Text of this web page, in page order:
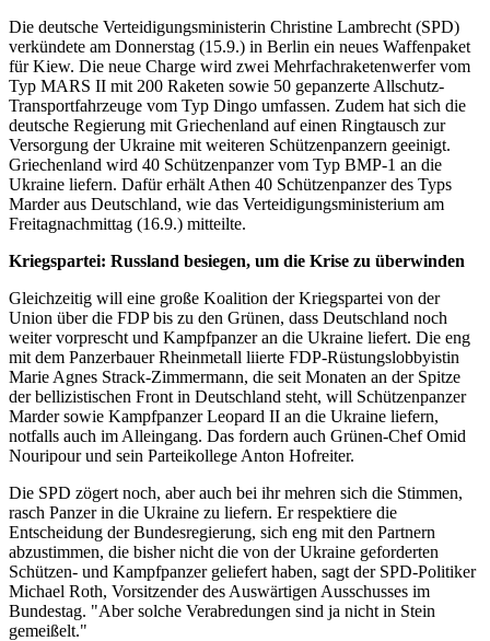
Die deutsche Verteidigungsministerin Christine Lambrecht (SPD)
verkündete am Donnerstag (15.9.) in Berlin ein neues Waffenpaket
für Kiew. Die neue Charge wird zwei Mehrfachraketenwerfer vom
Typ MARS II mit 200 Raketen sowie 50 gepanzerte Allschutz-
Transportfahrzeuge vom Typ Dingo umfassen. Zudem hat sich die
deutsche Regierung mit Griechenland auf einen Ringtausch zur
Versorgung der Ukraine mit weiteren Schützenpanzern geeinigt.
Griechenland wird 40 Schützenpanzer vom Typ BMP-1 an die
Ukraine liefern. Dafür erhält Athen 40 Schützenpanzer des Typs
Marder aus Deutschland, wie das Verteidigungsministerium am
Freitagnachmittag (16.9.) mitteilte.
Kriegspartei: Russland besiegen, um die Krise zu überwinden
Gleichzeitig will eine große Koalition der Kriegspartei von der
Union über die FDP bis zu den Grünen, dass Deutschland noch
weiter vorprescht und Kampfpanzer an die Ukraine liefert. Die eng
mit dem Panzerbauer Rheinmetall liierte FDP-Rüstungslobbyistin
Marie Agnes Strack-Zimmermann, die seit Monaten an der Spitze
der bellizistischen Front in Deutschland steht, will Schützenpanzer
Marder sowie Kampfpanzer Leopard II an die Ukraine liefern,
notfalls auch im Alleingang. Das fordern auch Grünen-Chef Omid
Nouripour und sein Parteikollege Anton Hofreiter.
Die SPD zögert noch, aber auch bei ihr mehren sich die Stimmen,
rasch Panzer in die Ukraine zu liefern. Er respektiere die
Entscheidung der Bundesregierung, sich eng mit den Partnern
abzustimmen, die bisher nicht die von der Ukraine geforderten
Schützen- und Kampfpanzer geliefert haben, sagt der SPD-Politiker
Michael Roth, Vorsitzender des Auswärtigen Ausschusses im
Bundestag. "Aber solche Verabredungen sind ja nicht in Stein
gemeißelt."